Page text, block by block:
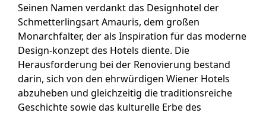
Seinen Namen verdankt das Designhotel der
Schmetterlingsart Amauris, dem großen
Monarchfalter, der als Inspiration für das moderne
Design-konzept des Hotels diente. Die
Herausforderung bei der Renovierung bestand
darin, sich von den ehrwürdigen Wiener Hotels
abzuheben und gleichzeitig die traditionsreiche
Geschichte sowie das kulturelle Erbe des